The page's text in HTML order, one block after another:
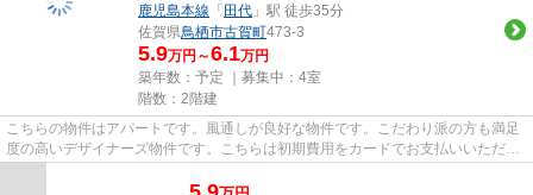
鹿児島本線 「田代 」駅 徒歩35分
佐賀県鳥栖市古賀町473-3
5.9万円～6.1万円
築年数：予定 ｜募集中： 4室
階数：2階建
こちらの物件はアパートです。風通しが良好な物件です。こだわり派の方も満足
度の高いデザイナーズ物件です。こちらは初期費用をカードでお支払いいただけ
る物件なので、支払い手続き...